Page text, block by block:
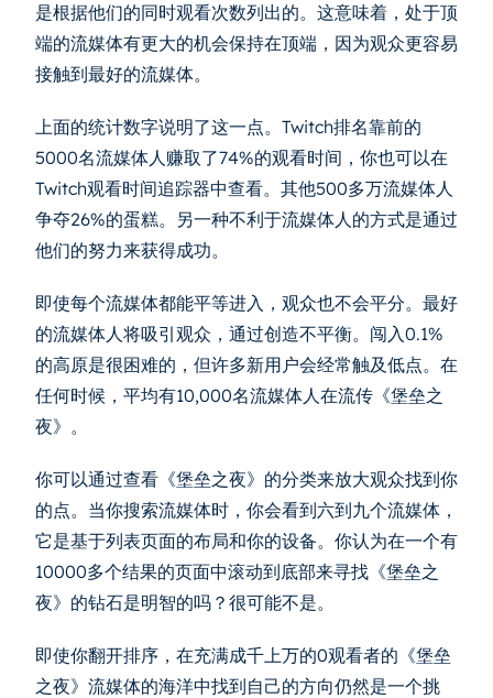
是根据他们的同时观看次数列出的。这意味着，处于顶
端的流媒体有更大的机会保持在顶端，因为观众更容易
接触到最好的流媒体。
上面的统计数字说明了这一点。Twitch排名靠前的
5000名流媒体人赚取了74%的观看时间，你也可以在
Twitch观看时间追踪器中查看。其他500多万流媒体人
争夺26%的蛋糕。另一种不利于流媒体人的方式是通过
他们的努力来获得成功。
即使每个流媒体都能平等进入，观众也不会平分。最好
的流媒体人将吸引观众，通过创造不平衡。闯入0.1%
的高原是很困难的，但许多新用户会经常触及低点。在
任何时候，平均有10,000名流媒体人在流传《堡垒之
夜》。
你可以通过查看《堡垒之夜》的分类来放大观众找到你
的点。当你搜索流媒体时，你会看到六到九个流媒体，
它是基于列表页面的布局和你的设备。你认为在一个有
10000多个结果的页面中滚动到底部来寻找《堡垒之
夜》的钻石是明智的吗？很可能不是。
即使你翻开排序，在充满成千上万的0观看者的《堡垒
之夜》流媒体的海洋中找到自己的方向仍然是一个挑